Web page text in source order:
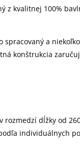
z kvalitnej 100%
spracovaný a
konštrukcia
rozmedzí dĺžky od
individuálnych